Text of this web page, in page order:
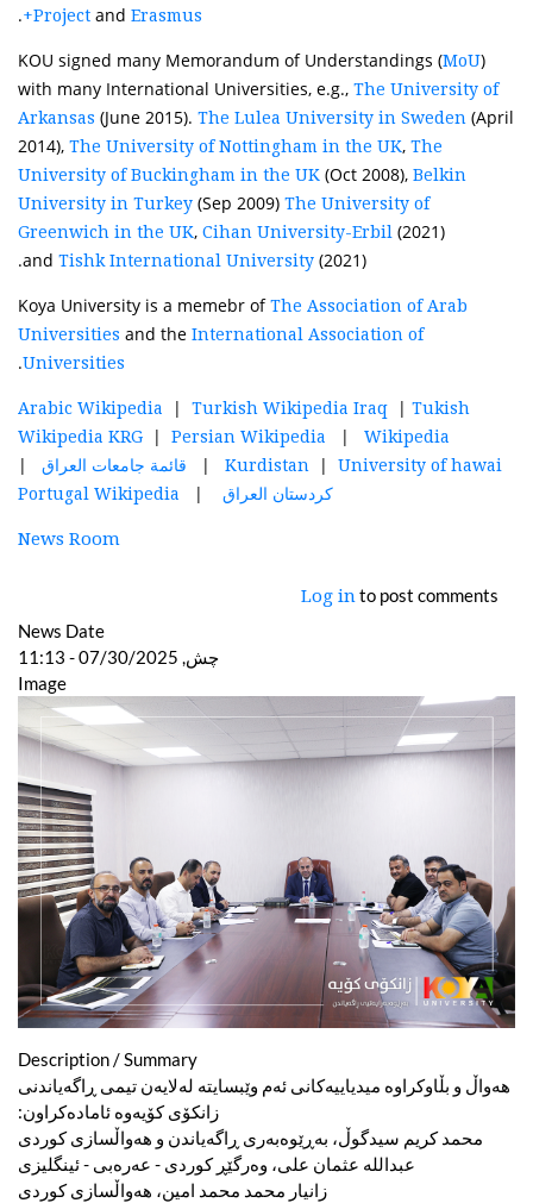
Project and Erasmus+
.
KOU signed many Memorandum of Understandings (MoU)
with many International Universities, e.g., The University of
Arkansas (June 2015). The Lulea University in Sweden (April
2014), The University of Nottingham in the UK, The
University of Buckingham in the UK (Oct 2008), Belkin
University in Turkey (Sep 2009) The University of
Greenwich in the UK, Cihan University-Erbil (2021)
and Tishk International University (2021).
Koya University is a memebr ofThe Association of Arab
Universities and the International Association of
Universities
.
Arabic Wikipedia | Turkish Wikipedia Iraq | Tukish
Wikipedia KRG | Persian Wikipedia | Wikipedia
Kurdistan | University of hawai
| قائمة جامعات العراق |
كردستان العراق |
Portugal Wikipedia
News Room
Log into post comments
News Date
چش, 07/30/2025 - 11:13
Image
Description / Summary
هەواڵ و بڵاوکراوە میدیاییەکانی ئەم وێبسایتە لەلایەن تیمی ڕاگەیاندنی
زانکۆی کۆیەوە ئامادەکراون:
محمد کریم سیدگوڵ، بەڕێوەبەری ڕاگەیاندن و هەواڵسازی کوردی
عبدالله عثمان علی، وەرگێڕ کوردی - عەرەبی - ئینگلیزی
زانیار محمد محمد امین، هەواڵسازی کوردی